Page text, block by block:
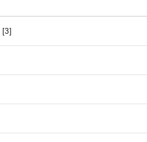
[3]